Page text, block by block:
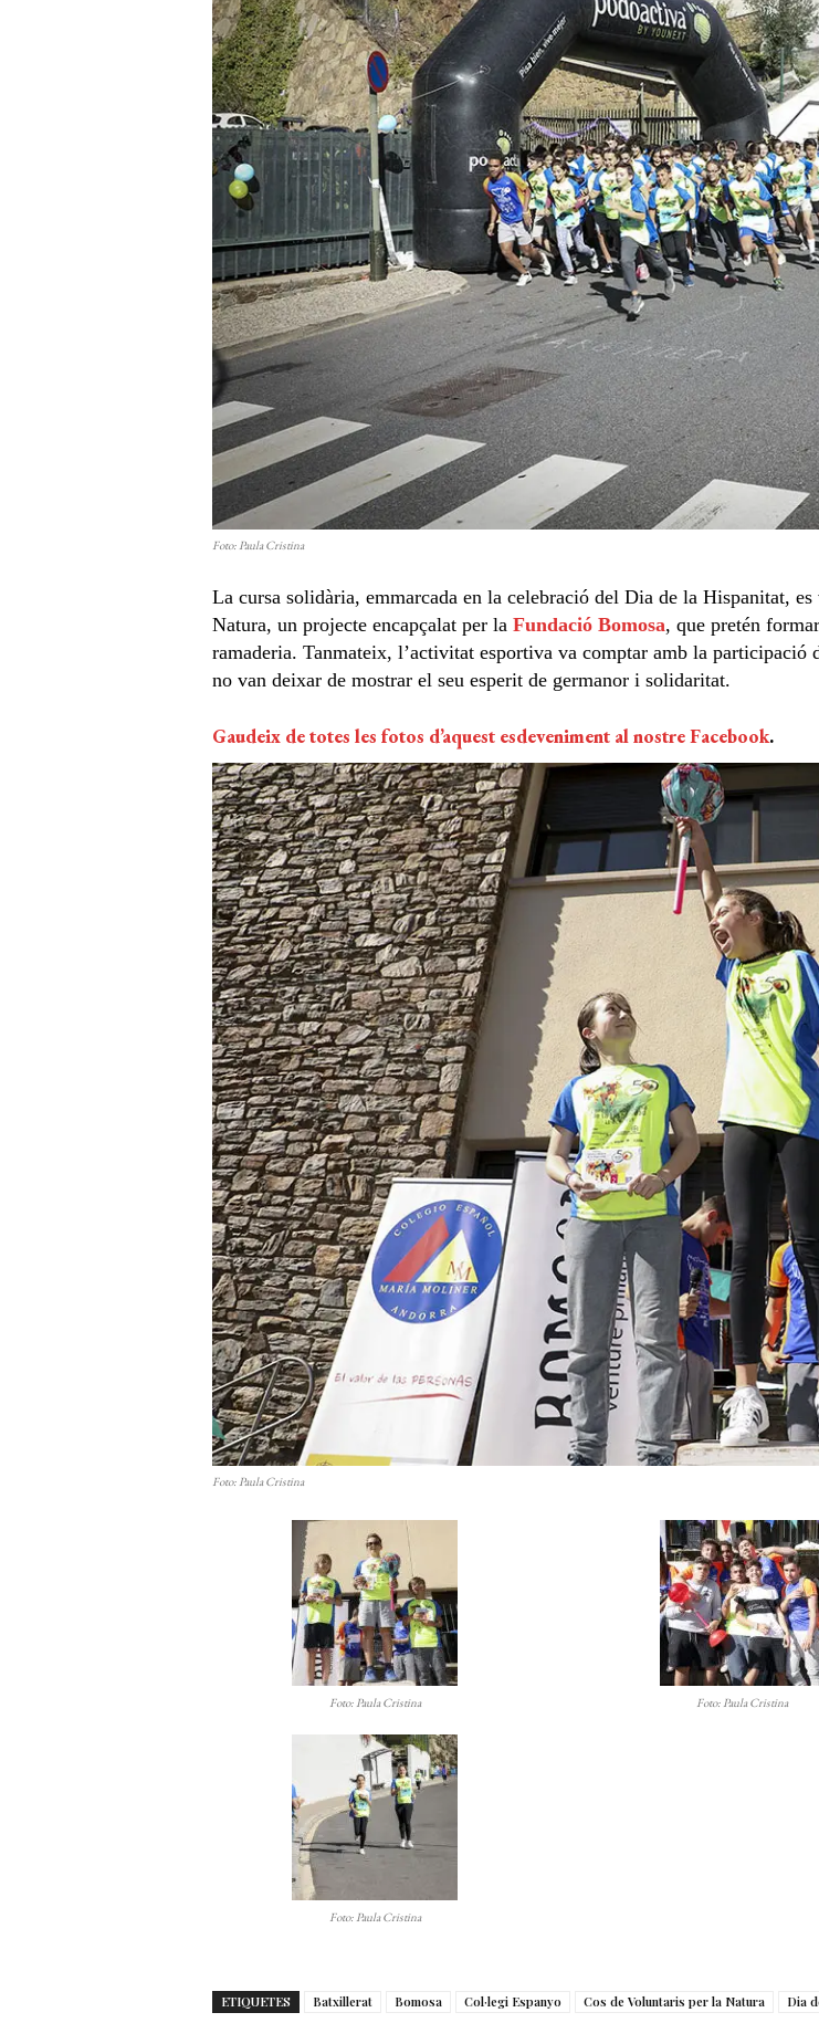
Foto: Paula Cristina
La cursa solidària, emmarcada en la celebració del Dia de la Hispanitat,
Natura, un projecte encapçalat per la Fundació Bomosa, que pretén
ramaderia. Tanmateix, l’activitat esportiva va comptar amb la
no van deixar de mostrar el seu esperit de germanor i solidaritat.
Gaudeix de totes les fotos d’aquest esdeveniment al nostre Facebook.
Foto: Paula Cristina
Foto: Paula Cristina Foto: Paula Cristina
Foto: Paula Cristina
ETIQUETES Batxillerat Bomosa Col·legi Espanyo Cos de Voluntaris per la Natura Dia